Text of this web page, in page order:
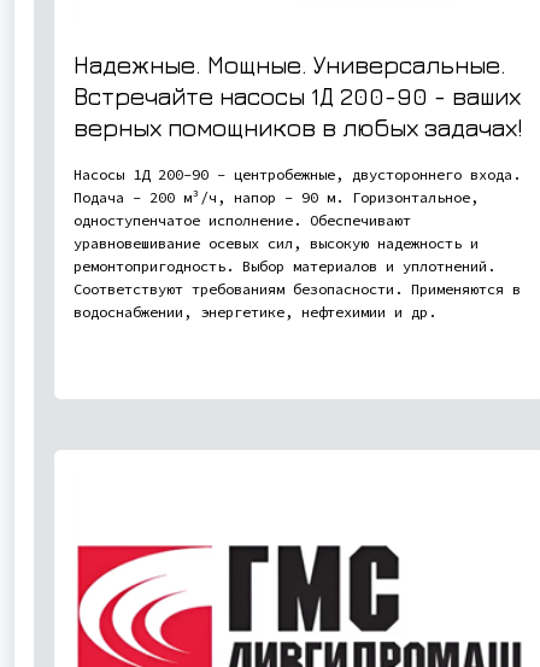
Надежные. Мощные. Универсальные.
Встречайте насосы 1Д 200-90 - ваших
верных помощников в любых задачах!
Насосы 1Д 200-90 - центробежные, двустороннего входа.
Подача - 200 м³/ч, напор - 90 м. Горизонтальное,
одноступенчатое исполнение. Обеспечивают
уравновешивание осевых сил, высокую надежность и
ремонтопригодность. Выбор материалов и уплотнений.
Соответствуют требованиям безопасности. Применяются в
водоснабжении, энергетике, нефтехимии и др.